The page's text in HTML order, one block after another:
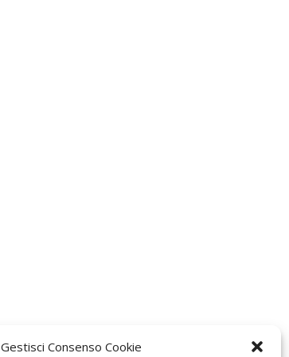
Gestisci Consenso Cookie